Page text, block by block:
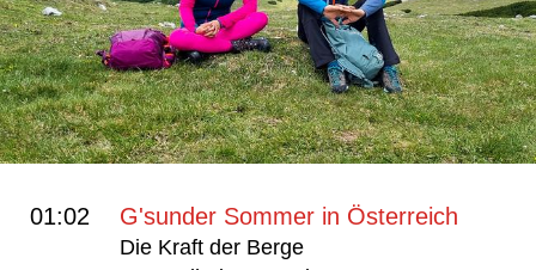
01:02 G'sunder Sommer in Österreich
Die Kraft der Berge